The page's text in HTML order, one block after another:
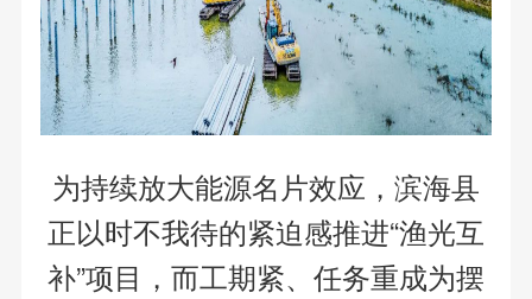
为持续放大能源名片效应，滨海县
正以时不我待的紧迫感推进“渔光互
补”项目，而工期紧、任务重成为摆